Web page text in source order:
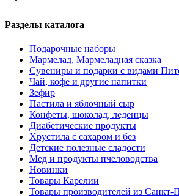
Разделы каталога
Подарочные наборы
Мармелад, Мармеладная сказка
Сувениры и подарки с видами
Чай, кофе и другие напитки
Зефир
Пастила и яблочный сыр
Конфеты, шоколад, леденцы
Диабетические продукты
Хрустила с сахаром и без
Детские полезные сладости
Мед и продукты пчеловодства
Новинки
Товары Карелии
Товары производителей из Санкт-